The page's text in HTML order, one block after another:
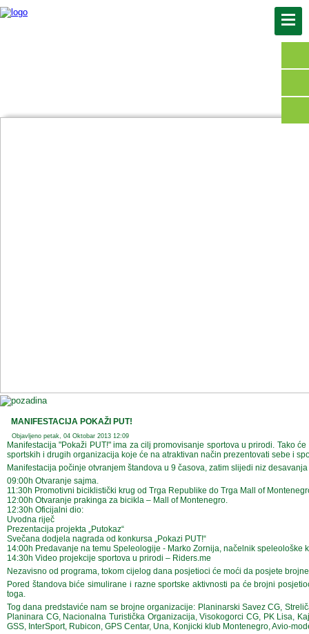
MANIFESTACIJA POKAŽI PUT!
Objavljeno petak, 04 Oktobar 2013 12:09
Manifestacija "Pokaži PUT!" ima za cilj promovisanje sportova u prirodi. Tako
sportskih i drugih organizacija koje će na atraktivan način prezentovati sebe i
Manifestacija počinje otvranjem štandova u 9 časova, zatim slijedi niz
09:00h Otvaranje sajma.
11:30h Promotivni biciklistički krug od Trga Republike do Trga Mall of
12:00h Otvaranje prakinga za bicikla – Mall of Montenegro.
12:30h Oficijalni dio:
Uvodna riječ
Prezentacija projekta „Putokaz“
Svečana dodjela nagrada od konkursa „Pokazi PUT!“
14:00h Predavanje na temu Speleologije - Marko Zornija, načelnik speleološke
14:30h Video projekcije sportova u prirodi – Riders.me
Nezavisno od programa, tokom cijelog dana posjetioci će moći da posjete
Pored štandova biće simulirane i razne sportske aktivnosti pa će brojni
toga.
Tog dana predstaviće nam se brojne organizacije: Planinarski Savez CG,
Planinara CG, Nacionalna Turistička Organizacija, Visokogorci CG, PK Lisa,
GSS, InterSport, Rubicon, GPS Centar, Una, Konjicki klub Montenegro, Avio-